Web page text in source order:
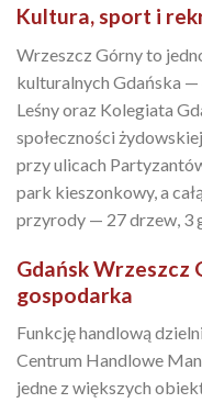
Kultura, sport i
Wrzeszcz Górny to
kulturalnych Gdańska —
Leśny oraz Kolegiata
społeczności
przy ulicach
park kieszonkowy, a
przyrody — 27 drzew, 3
Gdańsk Wrzeszcz
gospodarka
Funkcję handlową
Centrum Handlowe
jedne z większych